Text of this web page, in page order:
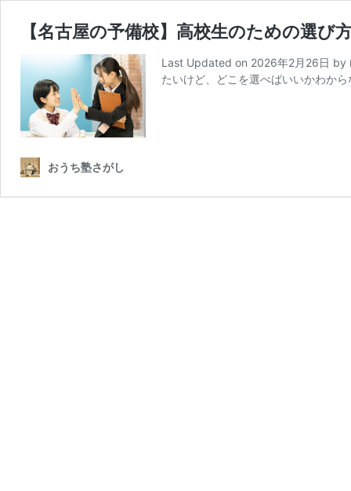
【名古屋の予備校】高校生のための選び
Last Updated on 2026年2月26日 by
たいけど、どこを選べばいいかわか
おうち塾さがし